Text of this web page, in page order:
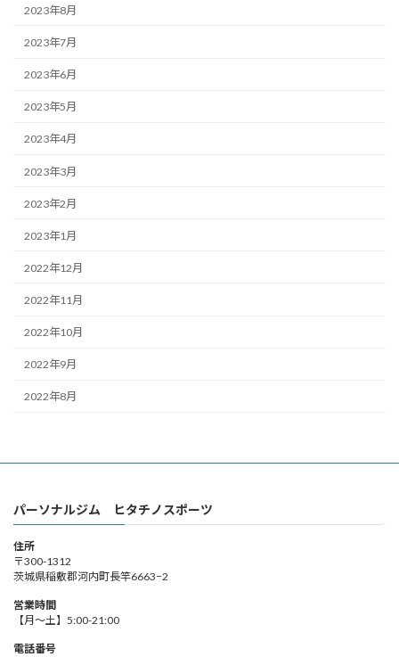
2023年8月
2023年7月
2023年6月
2023年5月
2023年4月
2023年3月
2023年2月
2023年1月
2022年12月
2022年11月
2022年10月
2022年9月
2022年8月
パーソナルジム ヒタチノスポーツ
住所
〒300-1312
茨城県稲敷郡河内町長竿6663−2
営業時間
【月～土】5:00-21:00
電話番号